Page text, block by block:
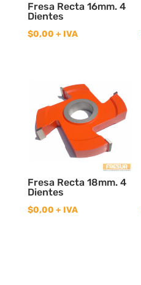
Fresa Recta 16mm. 4
Dientes
$0,00 + IVA
Fresa Recta 18mm. 4
Dientes
$0,00 + IVA